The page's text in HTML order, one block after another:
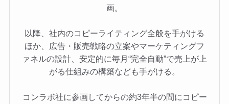
画。
以降、社内のコピーライティング全般を手がける
ほか、広告・販売戦略の立案やマーケティングフ
ァネルの設計、安定的に毎月“完全自動”で売上が上
がる仕組みの構築なども手がける。
コンラボ社に参画してからの約3年半の間にコピー